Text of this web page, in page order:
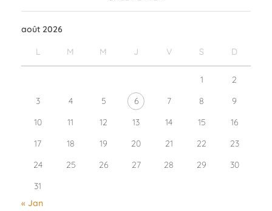
août 2026
L M M J V S D
1
2
3
4 5 6 7 8
9
10
11 12 13 14 15
16
17
18 19 20 21 22
23
24
25 26 27 28 29
30
31
« Jan